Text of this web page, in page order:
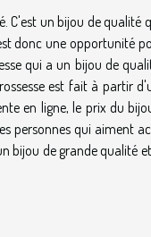
C'est un bijou de qualité
donc une opportunité
qui a un bijou de
est fait à partir
en ligne, le prix du
personnes qui aiment
bijou de grande qualité